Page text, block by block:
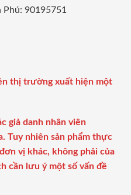
Phú: 90195751
thị trường xuất hiện một
giả danh nhân viên
Tuy nhiên sản phẩm thực
vị khác, không phải của
cần lưu ý một số vấn đề